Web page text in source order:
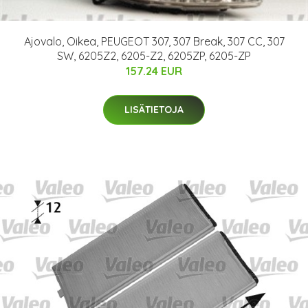
Ajovalo, Oikea, PEUGEOT 307, 307 Break, 307 CC, 307
SW, 6205Z2, 6205-Z2, 6205ZP, 6205-ZP
157.24 EUR
LISÄTIETOJA